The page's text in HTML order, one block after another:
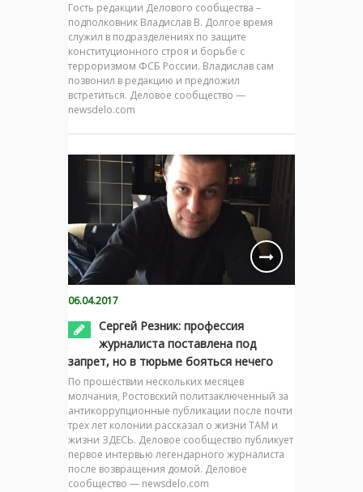
Гость редакции Делового сообщества –
подполковник Владислав В. Долгое время
служил в подразделениях по защите
конституционного строя и борьбе с
терроризмом ФСБ России. Владислав сам
позвонил в редакцию и предложил
встретиться. Деловое сообщество —
newsdelo.com
06.04.2017
Сергей Резник: профессия
журналиста поставлена под
запрет, но в тюрьме бояться нечего
По прошествии нескольких месяцев
молчания, Ростовский политзаключенный за
антикоррупционные публикации после почти
трех лет колонии рассказал о жизни ТАМ и
жизни ЗДЕСЬ. Деловое сообщество публикует
первое интервью легендарного журналиста
после возвращения домой. Деловое
сообщество — newsdelo.com